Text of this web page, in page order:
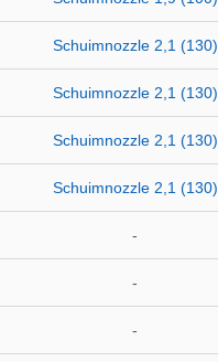
Schuimnozzle 2,1 (130)
Schuimnozzle 2,1 (130)
Schuimnozzle 2,1 (130)
Schuimnozzle 2,1 (130)
-
-
-